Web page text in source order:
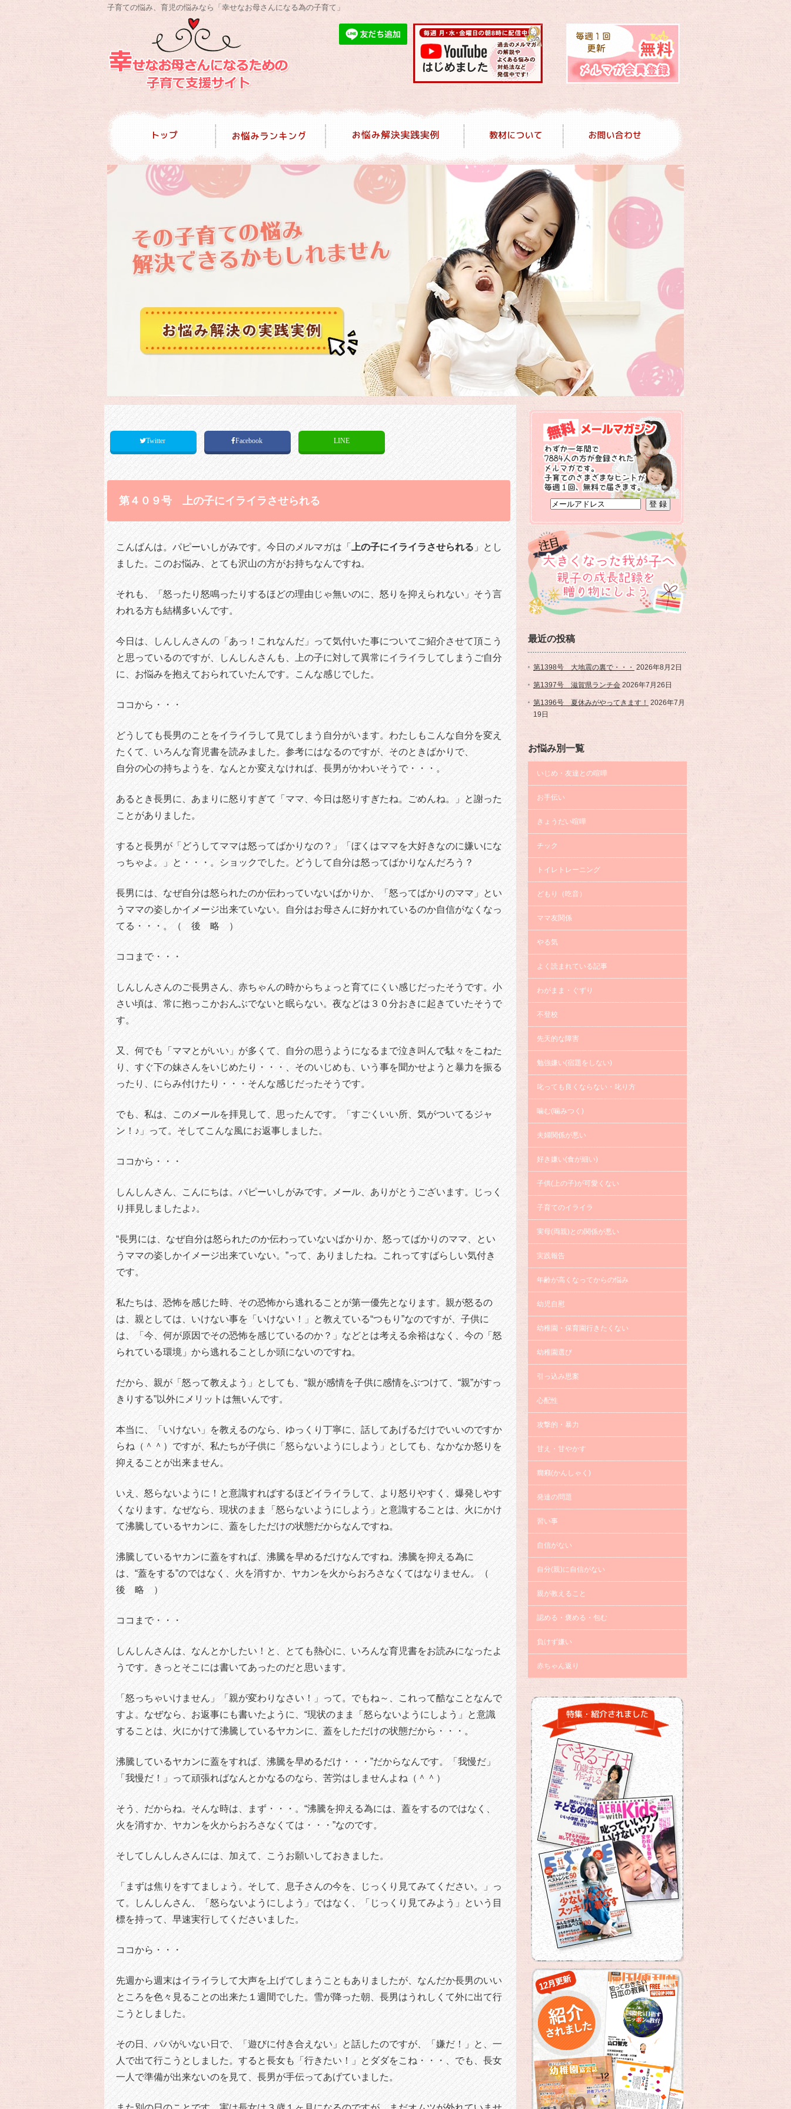
子育ての悩み、育児の悩みなら「幸せなお母さんになる為の子育て」
Twitter Facebook LINE
第４０９号 上の子にイライラさせられる
こんばんは。パピーいしがみです。今日のメルマガは「 上の子にイライラさせられる」とし
ました。このお悩み、とても沢山の方がお持ちなんですね。
それも、「怒ったり怒鳴ったりするほどの理由じゃ無いのに、怒りを抑えられない」そう言
われる方も結構多いんです。
今日は、しんしんさんの「あっ！これなんだ」って気付いた事についてご紹介させて頂こう
と思っているのですが、しんしんさんも、上の子に対して異常にイライラしてしまうご自分
に、お悩みを抱えておられていたんです。こんな感じでした。
ココから・・・
どうしても長男のことをイライラして見てしまう自分がいます。わたしもこんな自分を変え
たくて、いろんな育児書を読みました。参考にはなるのですが、そのときばかりで、
自分の心の持ちようを、なんとか変えなければ、長男がかわいそうで・・・。
あるとき長男に、あまりに怒りすぎて「ママ、今日は怒りすぎたね。ごめんね。」と謝った
ことがありました。
すると長男が「どうしてママは怒ってばかりなの？」「ぼくはママを大好きなのに嫌いにな
っちゃよ。」と・・・。ショックでした。どうして自分は怒ってばかりなんだろう？
長男には、なぜ自分は怒られたのか伝わっていないばかりか、「怒ってばかりのママ」とい
うママの姿しかイメージ出来ていない。自分はお母さんに好かれているのか自信がなくなっ
てる・・・。（ 後 略 ）
ココまで・・・
しんしんさんのご長男さん、赤ちゃんの時からちょっと育てにくい感じだったそうです。小
さい頃は、常に抱っこかおんぶでないと眠らない。夜などは３０分おきに起きていたそうで
す。
又、何でも「ママとがいい」が多くて、自分の思うようになるまで泣き叫んで駄々をこねた
り、すぐ下の妹さんをいじめたり・・・、そのいじめも、いう事を聞かせようと暴力を振る
ったり、にらみ付けたり・・・そんな感じだったそうです。
でも、私は、このメールを拝見して、思ったんです。「すごくいい所、気がついてるジャ
ン！♪」って。そしてこんな風にお返事しました。
ココから・・・
しんしんさん、こんにちは。パピーいしがみです。メール、ありがとうございます。じっく
り拝見しましたよ♪。
“長男には、なぜ自分は怒られたのか伝わっていないばかりか、怒ってばかりのママ、とい
うママの姿しかイメージ出来ていない。”って、ありましたね。これってすばらしい気付き
です。
私たちは、恐怖を感じた時、その恐怖から逃れることが第一優先となります。親が怒るの
は、親としては、いけない事を「いけない！」と教えている“つもり”なのですが、子供に
は、「今、何が原因でその恐怖を感じているのか？」などとは考える余裕はなく、今の「怒
られている環境」から逃れることしか頭にないのですね。
だから、親が「怒って教えよう」としても、“親が感情を子供に感情をぶつけて、“親”がすっ
きりする”以外にメリットは無いんです。
本当に、「いけない」を教えるのなら、ゆっくり丁寧に、話してあげるだけでいいのですか
らね（＾＾）ですが、私たちが子供に「怒らないようにしよう」としても、なかなか怒りを
抑えることが出来ません。
いえ、怒らないように！と意識すればするほどイライラして、より怒りやすく、爆発しやす
くなります。なぜなら、現状のまま「怒らないようにしよう」と意識することは、火にかけ
て沸騰しているヤカンに、蓋をしただけの状態だからなんですね。
沸騰しているヤカンに蓋をすれば、沸騰を早めるだけなんですね。沸騰を抑える為に
は、“蓋をする”のではなく、火を消すか、ヤカンを火からおろさなくてはなりません。（
後 略 ）
ココまで・・・
しんしんさんは、なんとかしたい！と、とても熱心に、いろんな育児書をお読みになったよ
うです。きっとそこには書いてあったのだと思います。
「怒っちゃいけません」「親が変わりなさい！」って。でもね～、これって酷なことなんで
すよ。なぜなら、お返事にも書いたように、“現状のまま「怒らないようにしよう」と意識
することは、火にかけて沸騰しているヤカンに、蓋をしただけの状態だから・・・。
沸騰しているヤカンに蓋をすれば、沸騰を早めるだけ・・・”だからなんです。「我慢だ」
「我慢だ！」って頑張ればなんとかなるのなら、苦労はしませんよね（＾＾）
そう、だからね。そんな時は、まず・・・。“沸騰を抑える為には、蓋をするのではなく、
火を消すか、ヤカンを火からおろさなくては・・・”なのです。
そしてしんしんさんには、加えて、こうお願いしておきました。
「まずは焦りをすてましょう。そして、息子さんの今を、じっくり見てみてください。」っ
て。しんしんさん、「怒らないようにしよう」ではなく、「じっくり見てみよう」という目
標を持って、早速実行してくださいました。
ココから・・・
先週から週末はイライラして大声を上げてしまうこともありましたが、なんだか長男のいい
ところを色々見ることの出来た１週間でした。雪が降った朝、長男はうれしくて外に出て行
こうとしました。
その日、パパがいない日で、「遊びに付き合えない」と話したのですが、「嫌だ！」と、一
人で出て行こうとしました。すると長女も「行きたい！」とダダをこね・・・、でも、長女
一人で準備が出来ないのを見て、長男が手伝ってあげていました。
最近の投稿
第1398号 大地震の裏で・・・ 2026年8月2日
第1397号 滋賀県ランチ会 2026年7月26日
第1396号 夏休みがやってきます！ 2026年7月
19日
お悩み別一覧
いじめ・友達との喧嘩
お手伝い
きょうだい喧嘩
チック
トイレトレーニング
どもり（吃音）
ママ友関係
やる気
よく読まれている記事
わがまま・ぐずり
不登校
先天的な障害
勉強嫌い(宿題をしない)
叱っても良くならない・叱り方
噛む(噛みつく)
夫婦関係が悪い
好き嫌い(食が細い)
子供(上の子)が可愛くない
子育てのイライラ
実母(両親)との関係が悪い
実践報告
年齢が高くなってからの悩み
幼児自慰
幼稚園・保育園行きたくない
幼稚園選び
引っ込み思案
心配性
攻撃的・暴力
甘え・甘やかす
癇癪(かんしゃく)
発達の問題
習い事
自信がない
自分(親)に自信がない
親が教えること
認める・褒める・包む
負けず嫌い
赤ちゃん返り